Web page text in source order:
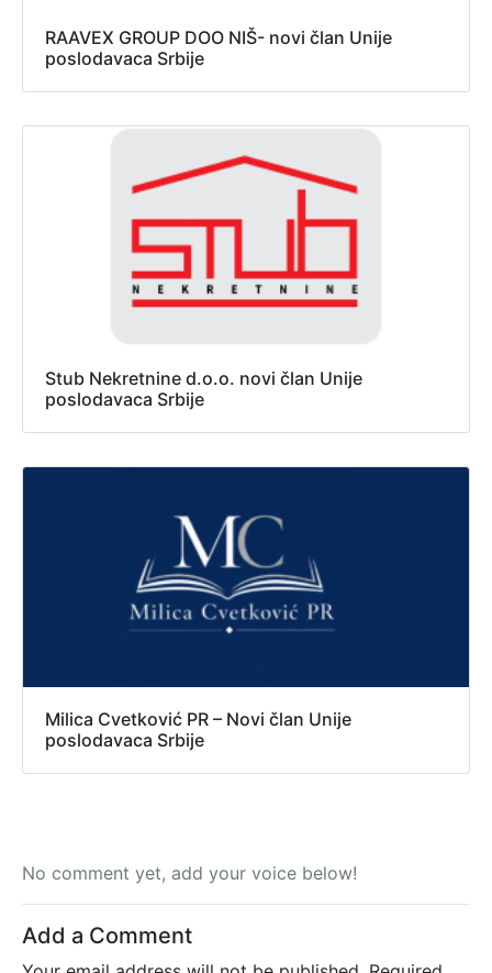
RAAVEX GROUP DOO NIŠ- novi član Unije
poslodavaca Srbije
Stub Nekretnine d.o.o. novi član Unije
poslodavaca Srbije
Milica Cvetković PR – Novi član Unije
poslodavaca Srbije
No comment yet, add your voice below!
Add a Comment